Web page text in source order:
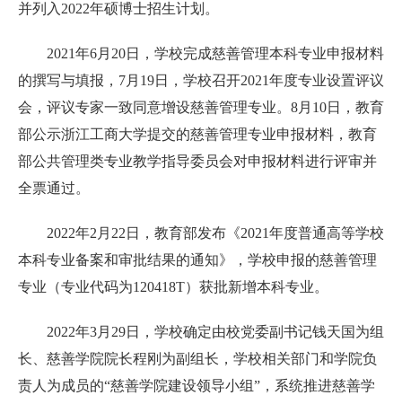
并列入2022年硕博士招生计划。
2021年6月20日，学校完成慈善管理本科专业申报材料
的撰写与填报，7月19日，学校召开2021年度专业设置评议
会，评议专家一致同意增设慈善管理专业。8月10日，教育
部公示浙江工商大学提交的慈善管理专业申报材料，教育
部公共管理类专业教学指导委员会对申报材料进行评审并
全票通过。
2022年2月22日，教育部发布《2021年度普通高等学校
本科专业备案和审批结果的通知》，学校申报的慈善管理
专业（专业代码为120418T）获批新增本科专业。
2022年3月29日，学校确定由校党委副书记钱天国为组
长、慈善学院院长程刚为副组长，学校相关部门和学院负
责人为成员的“慈善学院建设领导小组”，系统推进慈善学